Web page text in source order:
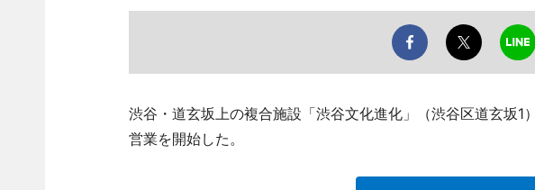
渋谷・道玄坂上の複合施設「渋谷文化進化」（渋谷区道玄坂1
営業を開始した。